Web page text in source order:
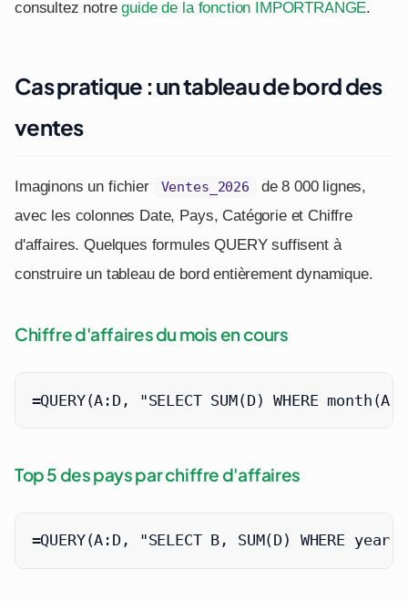
consultez notreguide de la fonction IMPORTRANGE.
Cas pratique : un tableau de bord des
ventes
Imaginons un fichier Ventes_2026
de 8 000 lignes,
avec les colonnes Date, Pays, Catégorie et Chiffre
d'affaires. Quelques formules QUERY suffisent à
construire un tableau de bord entièrement dynamique.
Chiffre d'affaires du mois en cours
=QUERY(A:D, "SELECT SUM(D) WHERE
Top 5 des pays par chiffre d'affaires
=QUERY(A:D, "SELECT B, SUM(D) WHERE